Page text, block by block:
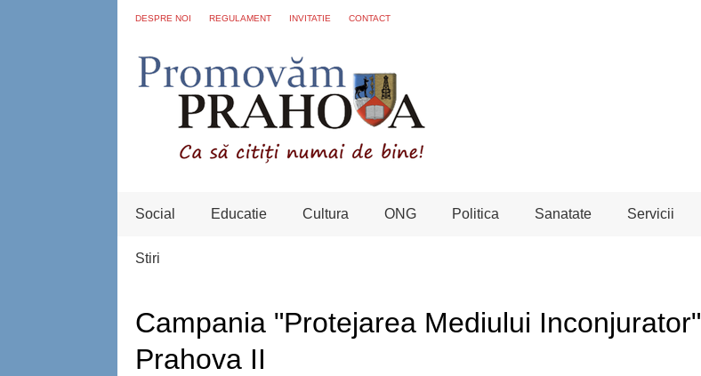
DESPRE NOI REGULAMENT INVITATIE CONTACT
Social Educatie Cultura ONG Politica Sanatate Servicii
Stiri
Campania "Protejarea Mediului Inconjurator"
Prahova II